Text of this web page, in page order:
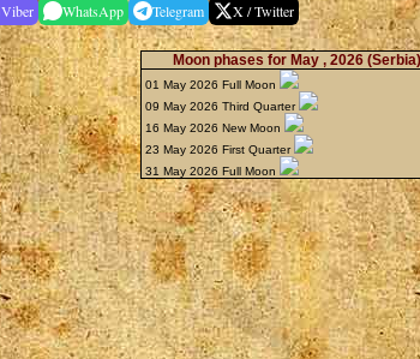
Viber WhatsApp Telegram X / Twitter
Moon phases for May , 2026 (Serbia)
01 May 2026 Full Moon
09 May 2026 Third Quarter
16 May 2026 New Moon
23 May 2026 First Quarter
31 May 2026 Full Moon